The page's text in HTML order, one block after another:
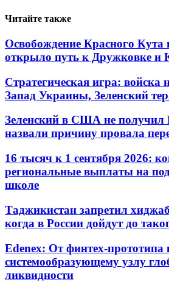
Читайте также
Освобождение Красного Кута
открыло путь к Дружковке и
Стратегическая игра: войска
Запад Украины, Зеленский
Зеленский в США не получил
назвали причину провала
16 тысяч к 1 сентября 2026:
региональные выплаты на
школе
Таджикистан запретил
когда в России дойдут до
Edenex: От финтех-прототипа
системообразующему узлу
ликвидности